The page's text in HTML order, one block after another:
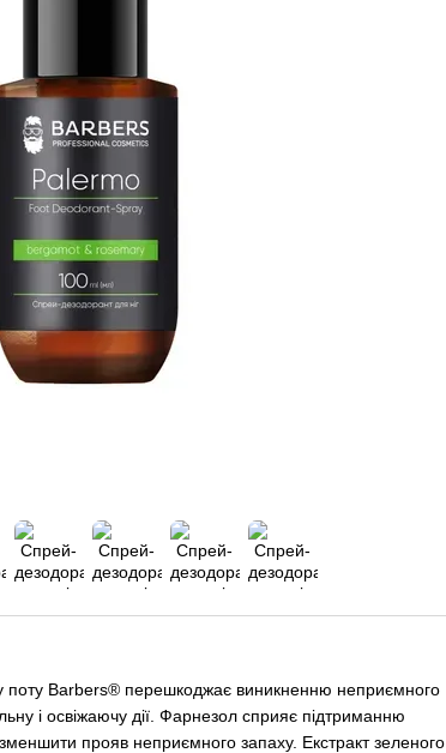
поту Barbers® перешкоджає виникненню неприємного
і освіжаючу дії. Фарнезол сприяє підтриманню
прояв неприємного запаху. Екстракт зеленого